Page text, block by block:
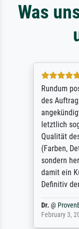
Was
Rundum
des
letztlich
Qualität
(Farben,
sondern
damit ein
Definitiv
Dr. @
February 3,